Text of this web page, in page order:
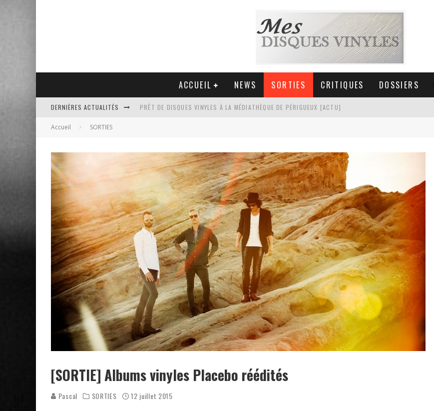
ACCUEIL NEWS SORTIES CRITIQUES DOSSIERS
DERNIÈRES ACTUALITÉS PRÊT DE DISQUES VINYLES À LA MÉDIATHÈQUE DE PÉRIGUEUX [ACTU]
UN NOUVEAU DISQUAIRE MUSIC NON STOP À STRASBOURG
Accueil SORTIES
[SORTIE] Albums vinyles Placebo réédités
Pascal SORTIES 12 juillet 2015